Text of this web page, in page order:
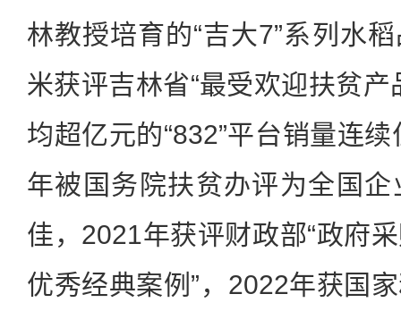
林教授培育的“吉大7”系列水
米获评吉林省“最受欢迎扶贫产
均超亿元的“832”平台销量连
年被国务院扶贫办评为全国
佳，2021年获评财政部“政府
优秀经典案例”，2022年获国